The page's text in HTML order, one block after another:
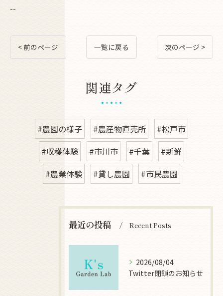
--
< 前のページ 一覧に戻る 次のページ >
関連タグ
#農園の様子 #農産物直売所
#松戸市
#収穫体験
#市川市 #千葉
#新鮮
#農業体験
#貸し農園 #市民農園
最近の投稿 Recent Posts
2026/08/04
Twitter閉鎖のお知らせ